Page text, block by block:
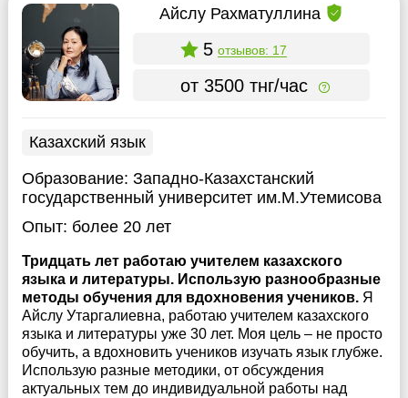
Айслу Рахматуллина
5 отзывов: 17
от 3500 тнг/час
Казахский язык
Образование: Западно-Казахстанский
государственный университет им.М.Утемисова
Опыт: более 20 лет
Тридцать лет работаю учителем казахского
языка и литературы. Использую разнообразные
методы обучения для вдохновения учеников. Я
Айслу Утаргалиевна, работаю учителем казахского
языка и литературы уже 30 лет. Моя цель – не просто
обучить, а вдохновить учеников изучать язык глубже.
Использую разные методики, от обсуждения
актуальных тем до индивидуальной работы над